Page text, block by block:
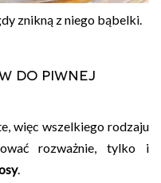
znikną z niego bąbelki.
do piwnej
więc wszelkiego rodzaju
rozważnie, tylko i
.